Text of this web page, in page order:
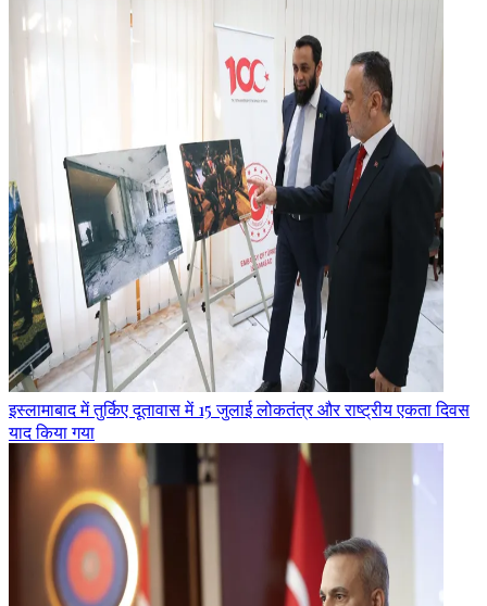
इस्लामाबाद में तुर्किए दूतावास में 15 जुलाई लोकतंत्र और राष्ट्रीय एकता दिवस
याद किया गया